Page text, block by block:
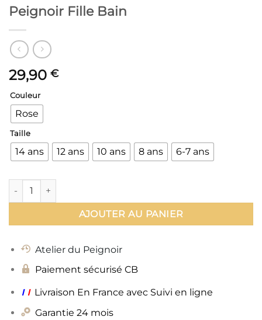
Peignoir Fille Bain
29,90 €
Couleur
Rose
Taille
14 ans 12 ans 10 ans 8 ans 6-7 ans
quantité de Peignoir Fille Bain
AJOUTER AU PANIER
Atelier du Peignoir
Paiement sécurisé CB
ı ı Livraison En France avec Suivi en ligne
Garantie 24 mois